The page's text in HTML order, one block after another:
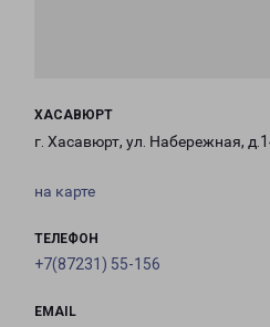
ХАСАВЮРТ
г. Хасавюрт, ул. Набережная,
на карте
ТЕЛЕФОН
+7(87231) 55-156
EMAIL